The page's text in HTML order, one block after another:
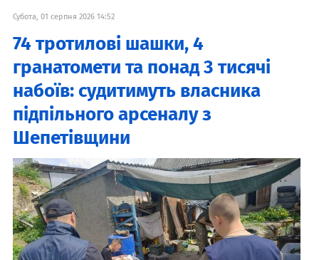
Субота, 01 серпня 2026 14:52
74 тротилові шашки, 4
гранатомети та понад 3 тисячі
набоїв: судитимуть власника
підпільного арсеналу з
Шепетівщини